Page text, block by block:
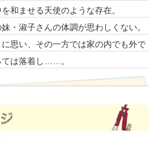
和ませる天使のような存在。
・淑子さんの体調が思わしくない。
思い、その一方では家の内でも外で
ては落着し……。